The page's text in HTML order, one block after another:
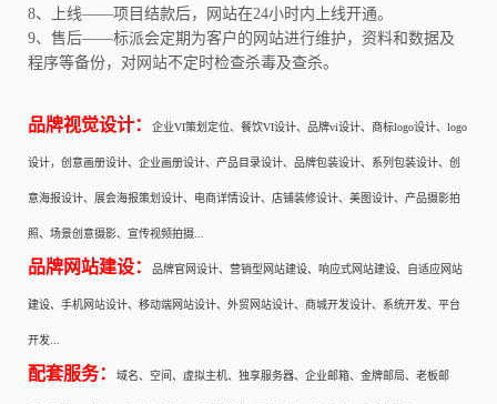
8、上线——项目结款后，网站在24小时内上线开通。
9、售后——标派会定期为客户的网站进行维护，资料和数据及
程序等备份，对网站不定时检查杀毒及查杀。
品牌视觉设计： 企业VI策划定位、餐饮VI设计、品牌vi设计、商标logo设计、logo
设计，创意画册设计、企业画册设计、产品目录设计、品牌包装设计、系列包装设计、创
意海报设计、展会海报策划设计、电商详情设计、店铺装修设计、美图设计、产品摄影拍
照、场景创意摄影、宣传视频拍摄...
品牌网站建设： 品牌官网设计、营销型网站建设、响应式网站建设、自适应网站
建设、手机网站设计、移动端网站设计、外贸网站设计、商城开发设计、系统开发、平台
开发...
配套服务： 域名、空间、虚拟主机、独享服务器、企业邮箱、金牌邮局、老板邮